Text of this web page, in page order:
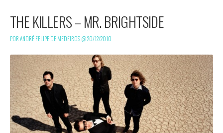
THE KILLERS – MR. BRIGHTSIDE
POR ANDRÉ FELIPE DE MEDEIROS @20/12/2010